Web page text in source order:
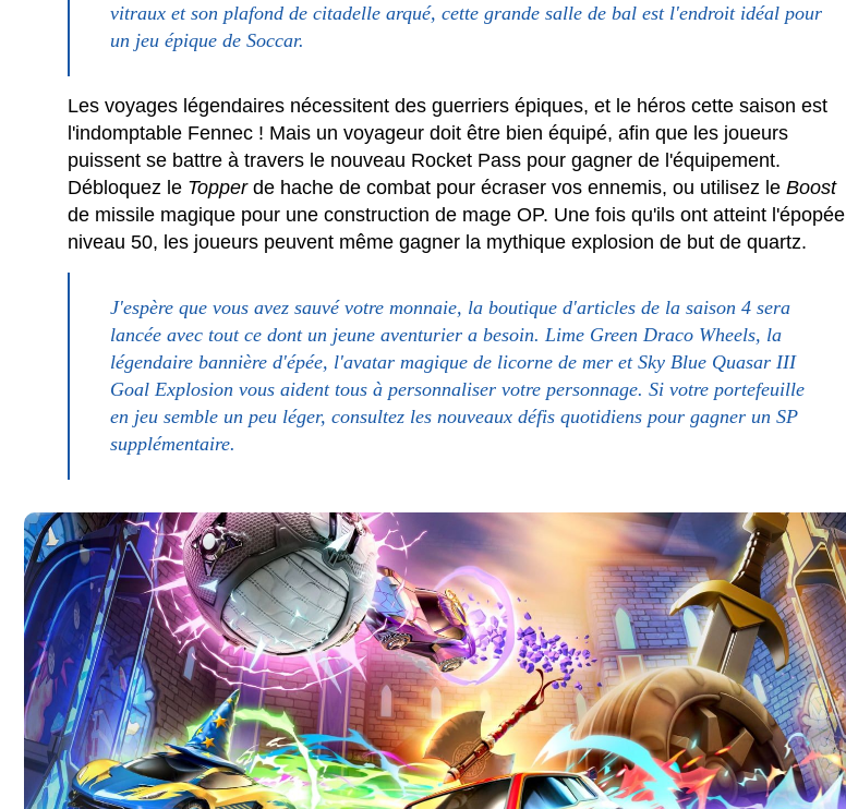
vitraux et son plafond de citadelle arqué, cette grande salle de bal est l'endroit idéal pour
un jeu épique de Soccar.
Les voyages légendaires nécessitent des guerriers épiques, et le héros cette saison est
l'indomptable Fennec ! Mais un voyageur doit être bien équipé, afin que les joueurs
puissent se battre à travers le nouveau Rocket Pass pour gagner de l'équipement.
Débloquez le Topperde hache de combat pour écraser vos ennemis, ou utilisez leBoost
de missile magique pour une construction de mage OP. Une fois qu'ils ont atteint l'épopée
niveau 50, les joueurs peuvent même gagner la mythique explosion de but de quartz.
J'espère que vous avez sauvé votre monnaie, la boutique d'articles de la saison 4 sera
lancée avec tout ce dont un jeune aventurier a besoin. Lime Green Draco Wheels, la
légendaire bannière d'épée, l'avatar magique de licorne de mer et Sky Blue Quasar III
Goal Explosion vous aident tous à personnaliser votre personnage. Si votre portefeuille
en jeu semble un peu léger, consultez les nouveaux défis quotidiens pour gagner un SP
supplémentaire.